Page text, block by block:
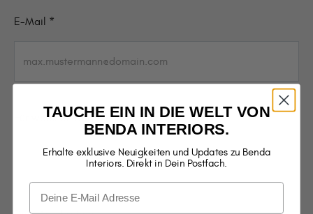
E-Mail *
Für welchen Bereich interessierst du dich? *
TAUCHE EIN IN DIE WELT VON
BENDA INTERIORS.
Erhalte exklusive Neuigkeiten und Updates zu Benda
Interiors. Direkt in Dein Postfach.